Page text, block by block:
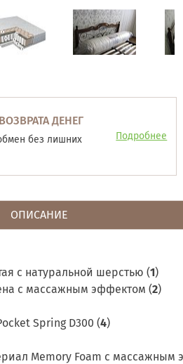
ДЕНЕГ
без лишних
Подробнее
ОПИСАНИЕ
с натуральной шерстью (1)
с массажным эффектом (2)
Spring D300 (4)
Memory Foam с массажным